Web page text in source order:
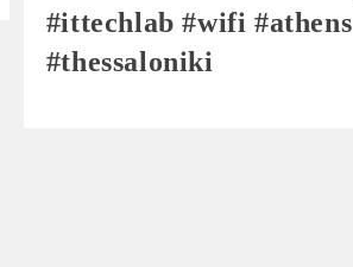
#ittechlab #wifi #athens
#thessaloniki